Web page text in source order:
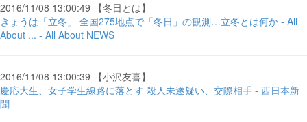
2016/11/08 13:00:49 【冬日とは】
きょうは「立冬」 全国275地点で「冬日」の観測…立冬とは何か - All
About ... - All About NEWS
2016/11/08 13:00:39 【小沢友喜】
慶応大生、女子学生線路に落とす 殺人未遂疑い、交際相手 - 西日本新
聞